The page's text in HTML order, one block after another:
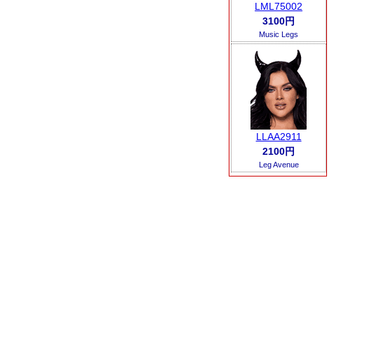
LML75002
3100円
Music Legs
LLAA2911
2100円
Leg Avenue